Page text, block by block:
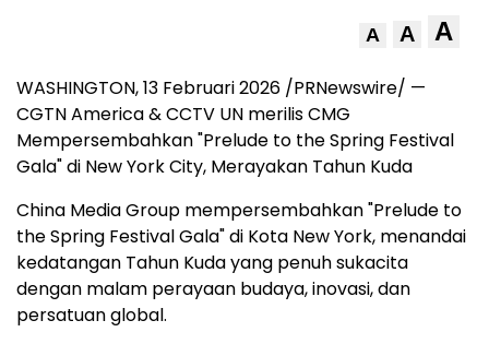
A A A
WASHINGTON,13 Februari 2026 /PRNewswire/ —
CGTN America & CCTV UN merilis CMG
Mempersembahkan "Prelude to the Spring Festival
Gala" di New York City, Merayakan Tahun Kuda
China Media Group mempersembahkan "Prelude to
the Spring Festival Gala" di Kota New York, menandai
kedatangan Tahun Kuda yang penuh sukacita
dengan malam perayaan budaya, inovasi, dan
persatuan global.